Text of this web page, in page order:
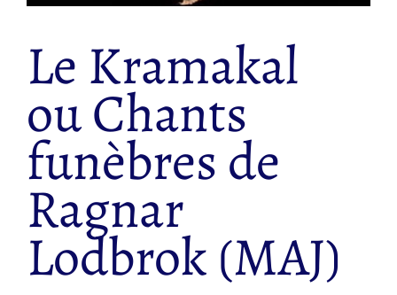
Le Kramakal
ou Chants
funèbres de
Ragnar
Lodbrok (MAJ)